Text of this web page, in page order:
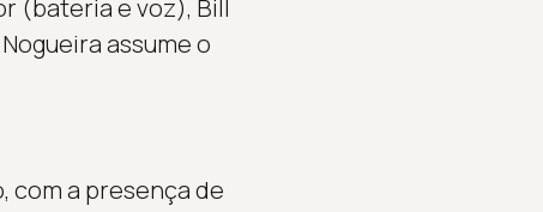
(bateria e voz), Bill
assume o
com a presença de